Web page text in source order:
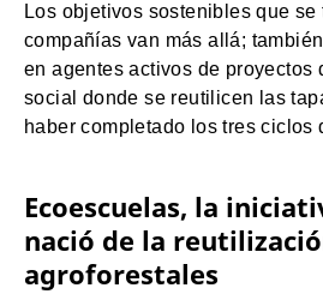
Los objetivos sostenibles que se
compañías van más allá;
en agentes activos de proyectos
social donde se reutilicen las
haber completado los tres ciclos
Ecoescuelas, la
nació de la
agroforestales